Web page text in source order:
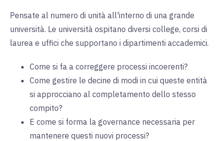
Pensate al numero di unità all'interno di una grande
università. Le università ospitano diversi college, corsi di
laurea e uffici che supportano i dipartimenti accademici.
Come si fa a correggere processi incoerenti?
Come gestire le decine di modi in cui queste entità
si approcciano al completamento dello stesso
compito?
E come si forma la governance necessaria per
mantenere questi nuovi processi?